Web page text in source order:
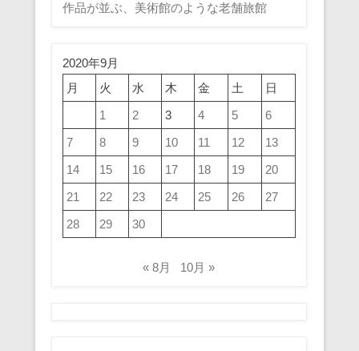
作品が並ぶ、美術館のような老舗旅館
2020年9月
月
火 水 木 金 土
日
1
2 3 4 5
6
7
8 9 10 11 12
13
14
15 16 17 18 19
20
21
22 23 24 25 26
27
28
29 30
« 8月 10月 »